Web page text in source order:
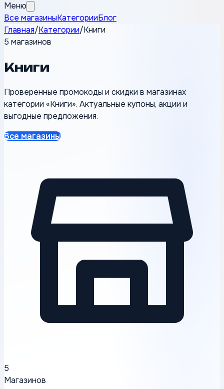
Меню
Все магазиныКатегорииБлог
Главная/Категории/Книги
5 магазинов
Книги
Проверенные промокоды и скидки в магазинах
категории «Книги». Актуальные купоны, акции и
выгодные предложения.
Все магазины
5
Магазинов